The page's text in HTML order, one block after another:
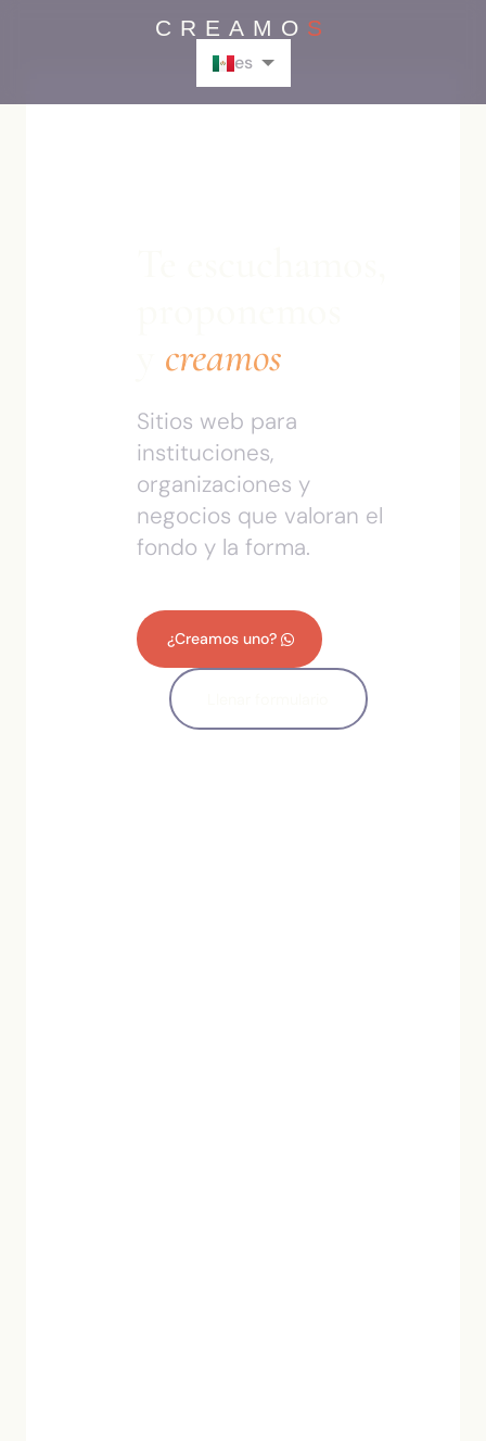
CREAMO S
es
en
creamos
Sitios web para
instituciones,
organizaciones y
negocios que valoran el
fondo y la forma.
¿Creamos uno?